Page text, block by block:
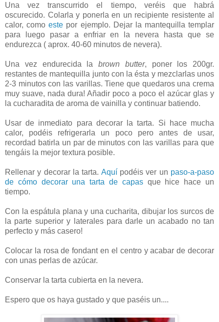
Una vez transcurrido el tiempo, veréis que habrá
oscurecido. Colarla y ponerla en un recipiente resistente al
calor, comoeste por ejemplo. Dejar la mantequilla templar
para luego pasar a enfriar en la nevera hasta que se
endurezca ( aprox. 40-60 minutos de nevera).
Una vez endurecida la brown butter, poner los 200gr.
restantes de mantequilla junto con la ésta y mezclarlas unos
2-3 minutos con las varillas. Tiene que quedaros una crema
muy suave, nada dura! Añadir poco a poco el azúcar glas y
la cucharadita de aroma de vainilla y continuar batiendo.
Usar de inmediato para decorar la tarta. Si hace mucha
calor, podéis refrigerarla un poco pero antes de usar,
recordad batirla un par de minutos con las varillas para que
tengáis la mejor textura posible.
Rellenar y decorar la tarta. Aquípodéis ver un paso-a-paso
de cómo decorar una tarta de capasque hice hace un
tiempo.
Con la espátula plana y una cucharita, dibujar los surcos de
la parte superior y laterales para darle un acabado no tan
perfecto y más casero!
Colocar la rosa de fondant en el centro y acabar de decorar
con unas perlas de azúcar.
Conservar la tarta cubierta en la nevera.
Espero que os haya gustado y que paséis un....